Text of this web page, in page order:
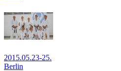
2015.05.23-25.
Berlin